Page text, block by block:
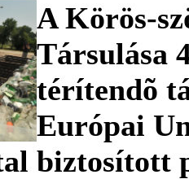
A Körös-
Társulása
térítendõ
Európai
biztosított